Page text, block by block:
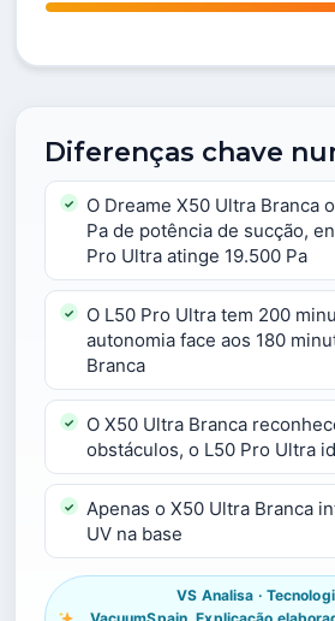
Diferenças chave
O Dreame X50 Ultra Branca
Pa de potência de sucção,
Pro Ultra atinge 19.500 Pa
O L50 Pro Ultra tem 200
autonomia face aos 180
Branca
O X50 Ultra Branca
obstáculos, o L50 Pro Ultra
Apenas o X50 Ultra Branca
UV na base
VS Analisa ·